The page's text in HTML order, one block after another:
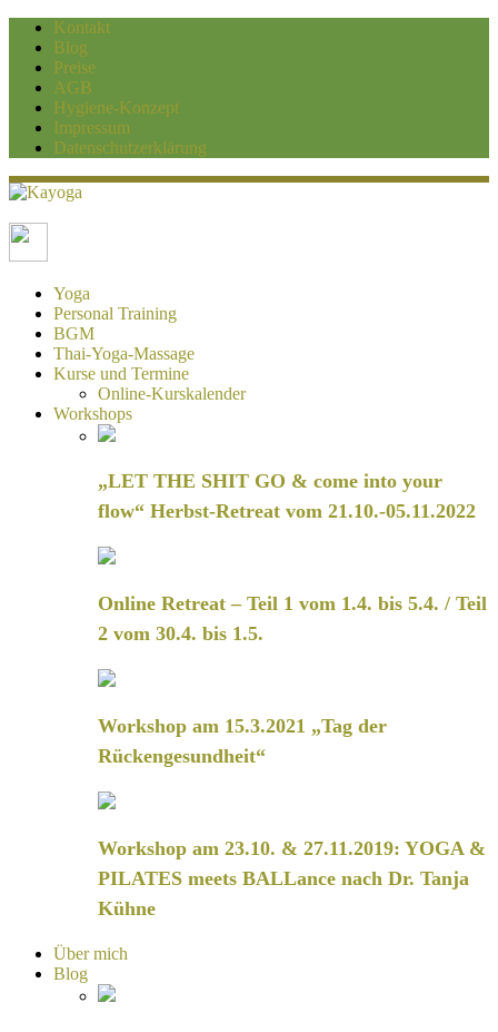
Kontakt
Blog
Preise
AGB
Hygiene-Konzept
Impressum
Datenschutzerklärung
Kayoga
Yoga und Personaltraining Duisburg
Yoga
Personal Training
BGM
Thai-Yoga-Massage
Kurse und Termine
Online-Kurskalender
Workshops
„LET THE SHIT GO & come into your
flow“ Herbst-Retreat vom 21.10.-05.11.2022
Online Retreat – Teil 1 vom 1.4. bis 5.4. / Teil
2 vom 30.4. bis 1.5.
Workshop am 15.3.2021 „Tag der
Rückengesundheit“
Workshop am 23.10. & 27.11.2019: YOGA &
PILATES meets BALLance nach Dr. Tanja
Kühne
Über mich
Blog